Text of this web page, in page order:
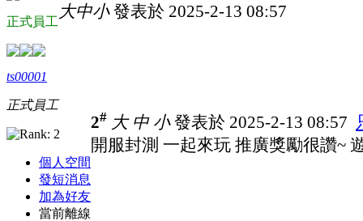
正式員工
大中小發表於 2025-2-13 08:57
ts00001
正式員工
個人空間
發短消息
加為好友
當前離線
2# 大 中 小發表於 2025-2-13 08:57
開服封測 一起來玩 推廣獎勵很讚~